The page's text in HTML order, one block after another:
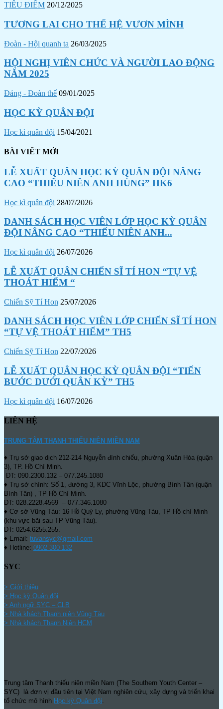
TIÊU ĐIỂM 20/12/2025
TƯƠNG LAI CHO THẾ HỆ VƯƠN MÌNH
Đoàn - Hội quanh ta 26/03/2025
HỘI NGHỊ VIÊN CHỨC VÀ NGƯỜI LAO ĐỘNG
NĂM 2025
Đảng - Đoàn thể 09/01/2025
HỌC KỲ QUÂN ĐỘI
Học kì quân đội 15/04/2021
BÀI VIẾT MỚI
LỄ XUẤT QUÂN HỌC KỲ QUÂN ĐỘI NÂNG
CAO “THIẾU NIÊN ANH HÙNG” HK6
Học kì quân đội 28/07/2026
DANH SÁCH HỌC VIÊN LỚP HỌC KỲ QUÂN
ĐỘI NÂNG CAO “THIẾU NIÊN ANH...
Học kì quân đội 26/07/2026
LỄ XUẤT QUÂN CHIẾN SĨ TÍ HON “TỰ VỆ
THOÁT HIỂM “
Chiến Sỹ Tí Hon 25/07/2026
DANH SÁCH HỌC VIÊN LỚP CHIẾN SĨ TÍ HON
“TỰ VỆ THOÁT HIỂM” TH5
Chiến Sỹ Tí Hon 22/07/2026
LỄ XUẤT QUÂN HỌC KỲ QUÂN ĐỘI “TIẾN
BƯỚC DƯỚI QUÂN KỲ” TH5
Học kì quân đội 16/07/2026
LIÊN HỆ
TRUNG TÂM THANH THIẾU NIÊN MIỀN NAM
♦ Trụ sở giao dịch 212-214 Nguyễn đình chiểu, phường Xuân Hòa (quận
3), TP. Hồ Chí Minh.
ĐT: 090.2300.132 – 077.245.1080
♦ Trụ sở chính: Số 1, đường 3, KDC Vĩnh Lộc, phường Bình Tân (quận
Bình Tân) , TP Hồ Chí Minh.
ĐT: 028.2228.4569 – 077.346.1080
♦ Cơ sở Vũng Tàu: 16 Hồ Quý Ly, phường Vũng Tàu, TP Hồ chí Minh
(khu vực bãi sau TP Vũng Tàu).
ĐT: 0254.6255.255.
♦ Email: tuvansyc@gmail.com
♦ Hotline: 0902 300 132
SYC
> Giới thiệu
> Học kỳ Quân đội
> Anh ngữ SYC – CLB
> Nhà khách Thanh niên Vũng Tàu
> Nhà khách Thanh Niên HCM
Trung tâm Thanh thiếu niên miền Nam (The Southern Youth Center –
SYC) là đơn vị đầu tiên tại Việt Nam nghiên cứu, xây dựng và triển khai
tổ chức mô hình Học kỳ Quân đội